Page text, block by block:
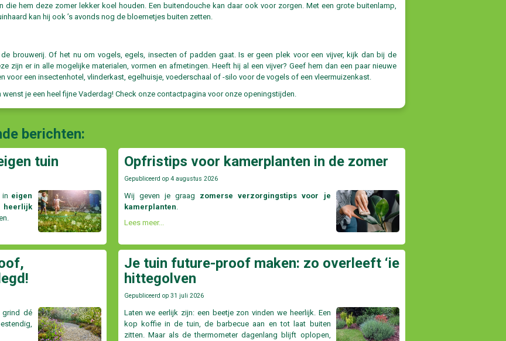
die hem deze zomer lekker koel houden. Een buitendouche kan daar ook voor zorgen. Met een grote buitenlamp,
kan hij ook ’s avonds nog de bloemetjes buiten zetten.
brouwerij. Of het nu om vogels, egels, insecten of padden gaat. Is er geen plek voor een vijver, kijk dan bij de
zijn er in alle mogelijke materialen, vormen en afmetingen. Heeft hij al een vijver? Geef hem dan een paar nieuwe
voor een insectenhotel, vlinderkast, egelhuisje, voederschaal of -silo voor de vogels of een vleermuizenkast.
wenst je een heel fijne Vaderdag! Check onze contactpagina voor onze openingstijden.
berichten:
tuin
in eigen
Opfristips voor kamerplanten in de zomer
Gepubliceerd op 4 augustus 2026
Wij geven je graag zomerse verzorgingstips voor je
kamerplanten
Lees meer...
grind dé
Je tuin future-proof maken: zo overleeft ‘ie
hittegolven
Gepubliceerd op 31 juli 2026
Laten we eerlijk zijn: een beetje zon vinden we heerlijk. Een
kop koffie in de tuin, de barbecue aan en tot laat buiten
zitten. Maar als de thermometer dagenlang blijft oplopen,